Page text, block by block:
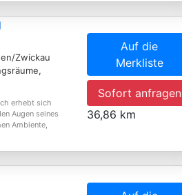
Zwickau
erhebt sich
Augen seines
Ambiente,
Auf die
Merkliste
Sofort anfragen
36,86 km